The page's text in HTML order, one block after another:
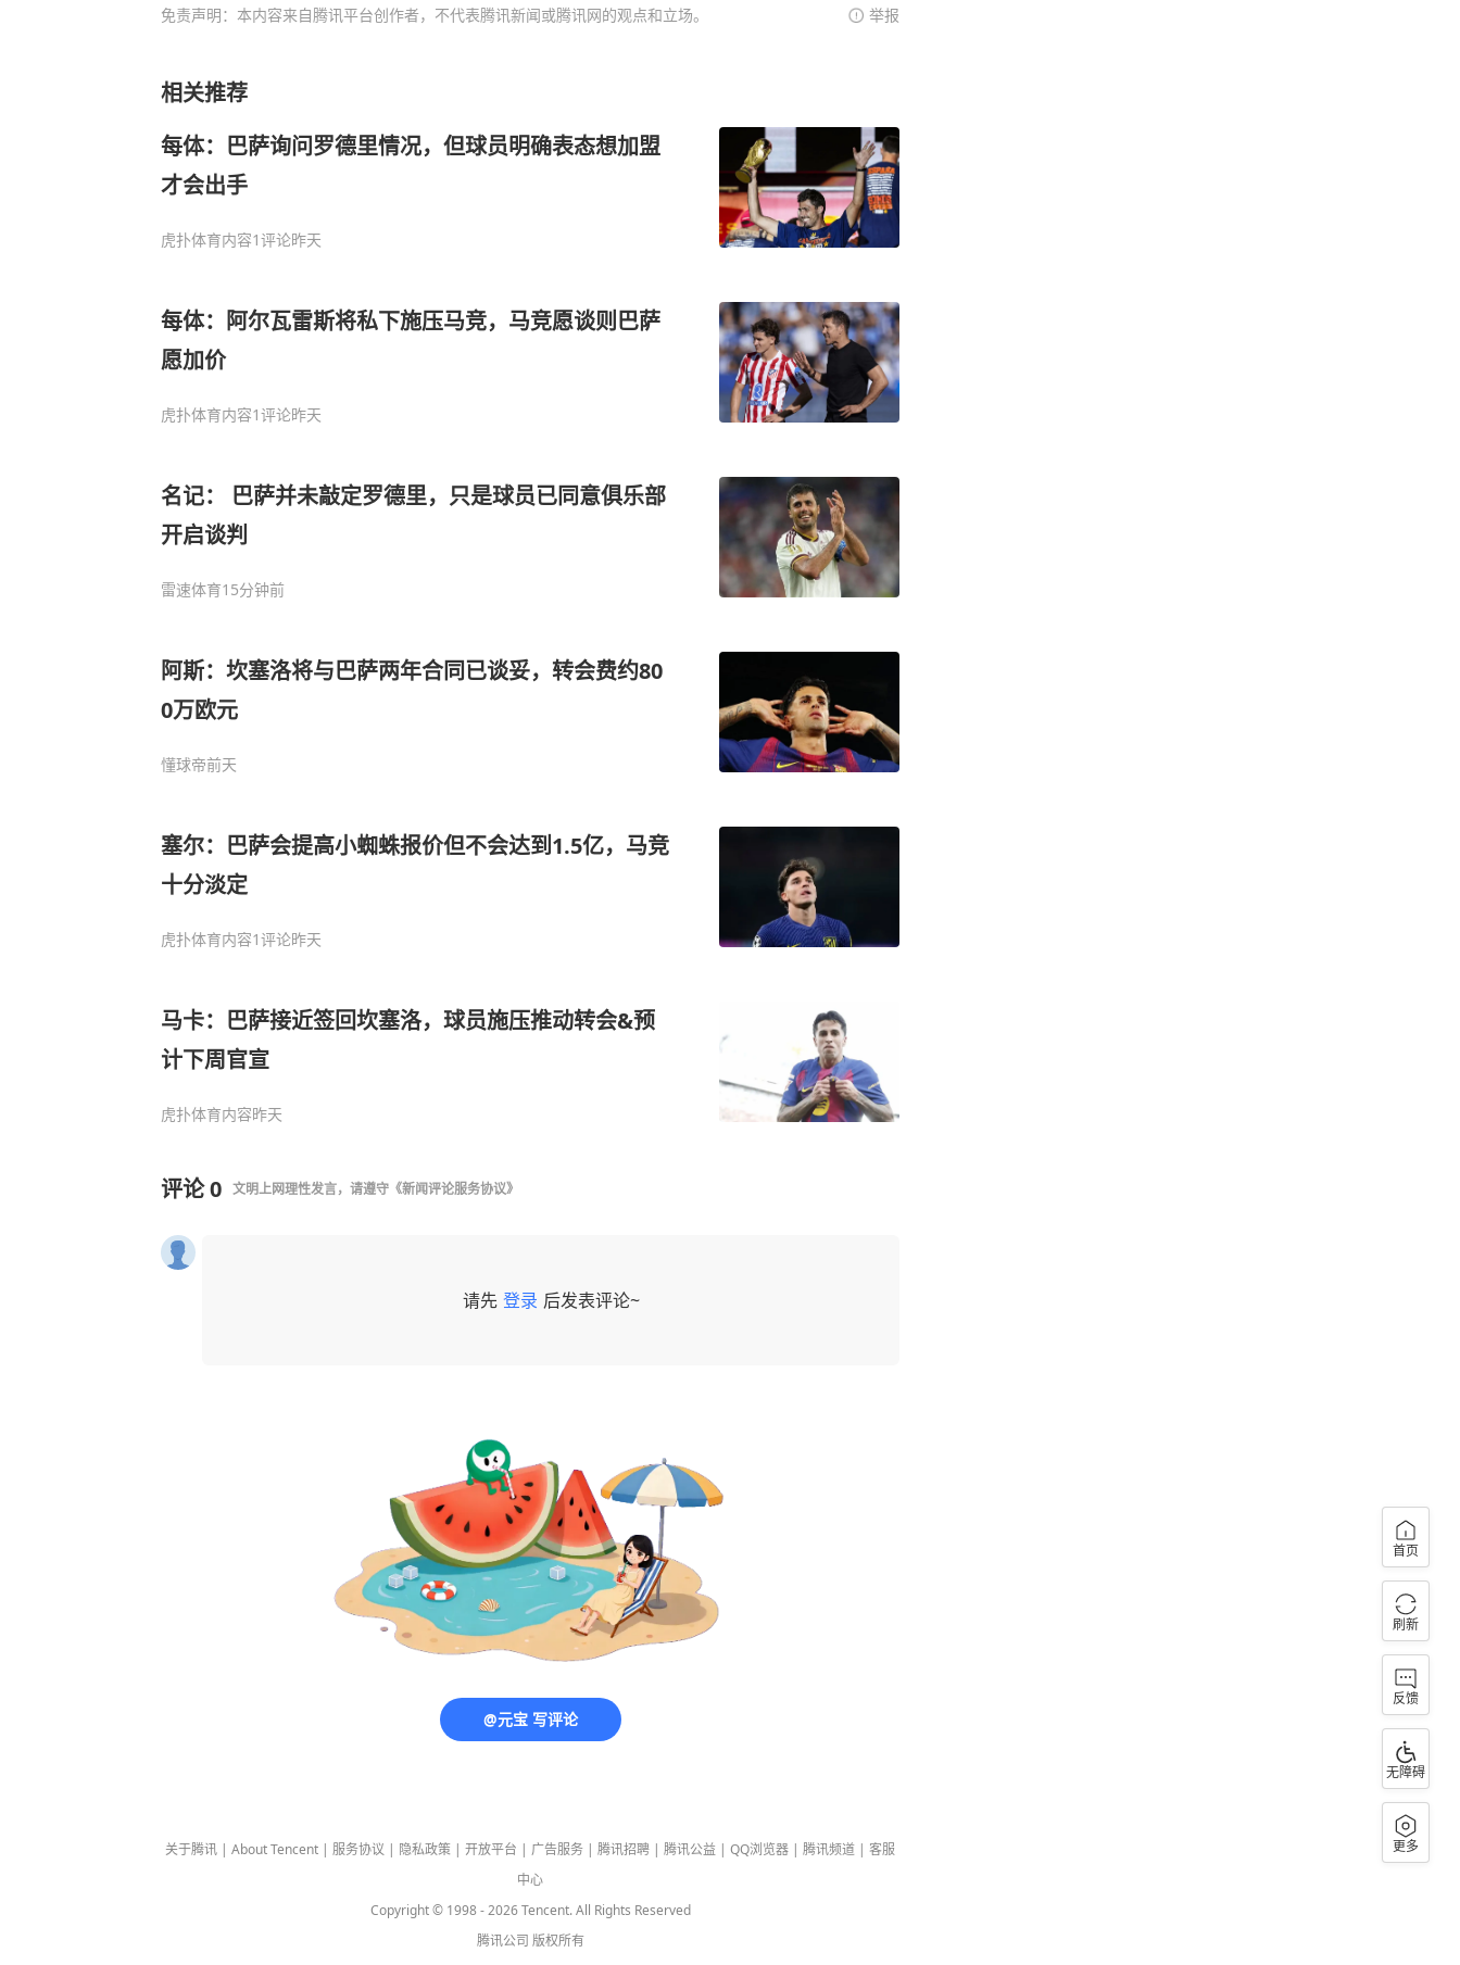
免责声明：本内容来自腾讯平台创作者，不代表腾讯新闻或腾讯网的观点和立场。 举报
相关推荐
每体：巴萨询问罗德里情况，但球员明确表态想加盟
才会出手
虎扑体育内容1评论昨天
每体：阿尔瓦雷斯将私下施压马竞，马竞愿谈则巴萨
愿加价
虎扑体育内容1评论昨天
名记： 巴萨并未敲定罗德里，只是球员已同意俱乐部
开启谈判
雷速体育15分钟前
阿斯：坎塞洛将与巴萨两年合同已谈妥，转会费约80
0万欧元
懂球帝前天
塞尔：巴萨会提高小蜘蛛报价但不会达到1.5亿，马竞
十分淡定
虎扑体育内容1评论昨天
马卡：巴萨接近签回坎塞洛，球员施压推动转会&预
计下周官宣
虎扑体育内容昨天
评论0 文明上网理性发言，请遵守 《新闻评论服务协议》
请先 登录 后发表评论~
@元宝 写评论
关于腾讯 | About Tencent | 服务协议 | 隐私政策 | 开放平台 | 广告服务 | 腾讯招聘 | 腾讯公益 | QQ浏览器 | 腾讯频道 | 客服
中心
Copyright © 1998 -2026Tencent. All Rights Reserved
腾讯公司 版权所有
首页
刷新
反馈
无障碍
更多